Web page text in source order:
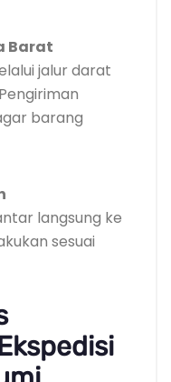
Barat
jalur darat
barang
langsung ke
sesuai